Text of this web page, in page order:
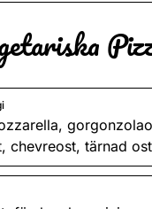
,
, chevreost, tärnad ost